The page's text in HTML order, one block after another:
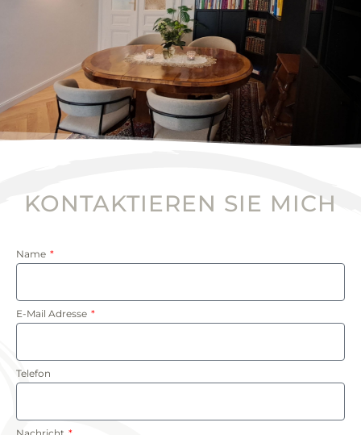
KONTAKTIEREN SIE MICH
Name
E-Mail Adresse
Telefon